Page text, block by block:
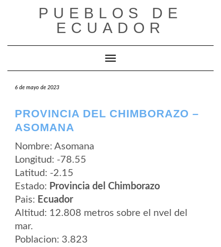
PUEBLOS DE
ECUADOR
Cambiar modo de navegación
6 de mayo de 2023
PROVINCIA DEL CHIMBORAZO –
ASOMANA
Nombre: Asomana
Longitud: -78.55
Latitud: -2.15
Estado: Provincia del Chimborazo
Pais: Ecuador
Altitud: 12.808 metros sobre el nvel del
mar.
Poblacion: 3.823